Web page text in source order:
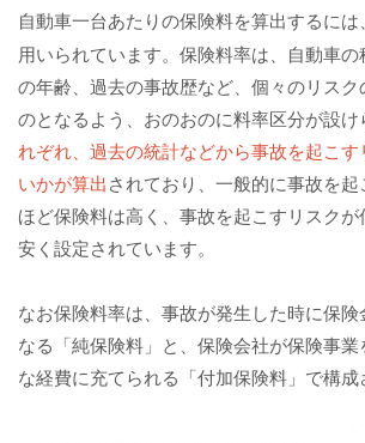
自動車一台あたりの保険料を算出するには、
用いられています。保険料率は、自動車
の年齢、過去の事故歴など、個々のリスク
のとなるよう、おのおのに料率区分が設け
れぞれ、過去の統計などから事故を起こ
いかが算出されており、一般的に事故を
ほど保険料は高く、事故を起こすリスク
安く設定されています。
なお保険料率は、事故が発生した時に保険
なる「純保険料」と、保険会社が保険事
な経費に充てられる「付加保険料」で構成